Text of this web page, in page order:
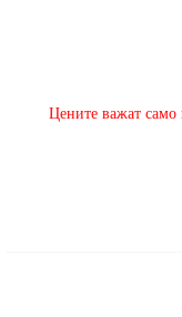
​Цените важат само